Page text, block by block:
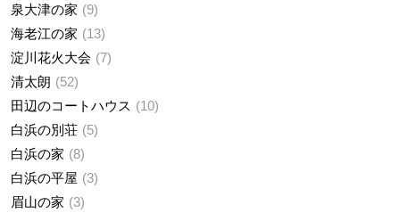
泉大津の家
9
海老江の家
13
淀川花火大会
7
清太朗
52
田辺のコートハウス
10
白浜の別荘
5
白浜の家
8
白浜の平屋
3
眉山の家
3